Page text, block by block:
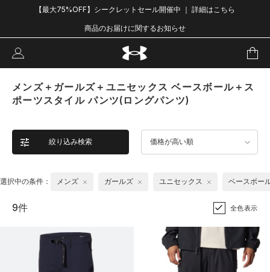
【最大75%OFF】シークレットセール開催中 ｜ 詳細はこちら
商品のお届けに関するお知らせ
メンズ＋ガールズ＋ユニセックス ベースボール＋ス
ポーツスタイル パンツ(ロングパンツ)
絞り込み検索 価格が高い順
選択中の条件： メンズ ガールズ ユニセックス ベースボー
9件 全色表示